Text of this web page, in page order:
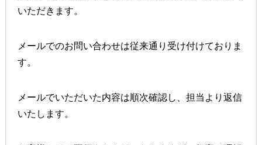
いただきます。
メールでのお問い合わせは従来通り受け付けておりま
す。
メールでいただいた内容は順次確認し、担当より返信
いたします。